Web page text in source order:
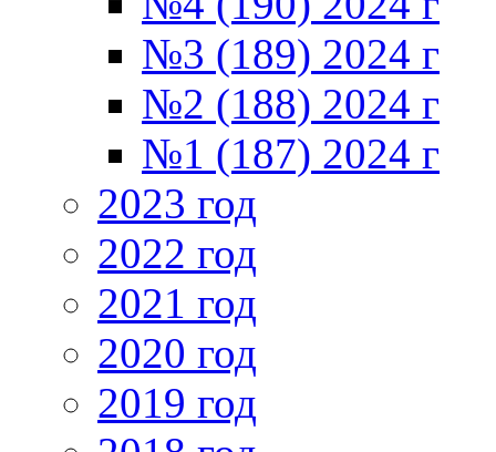
№3 (189) 2024 г
№2 (188) 2024 г
№1 (187) 2024 г
2023 год
2022 год
2021 год
2020 год
2019 год